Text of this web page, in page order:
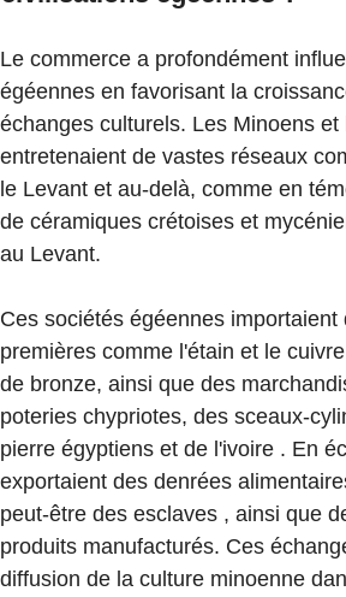
Le commerce a profondément
égéennes en favorisant la
échanges culturels. Les Minoens et
entretenaient de vastes réseaux
le Levant et au-delà, comme en
de céramiques crétoises et
au Levant.
Ces sociétés égéennes importaient
premières comme l'étain et le
de bronze, ainsi que des
poteries chypriotes, des sceaux-
pierre égyptiens et de l'ivoire . En
exportaient des denrées
peut-être des esclaves , ainsi que
produits manufacturés. Ces
diffusion de la culture minoenne